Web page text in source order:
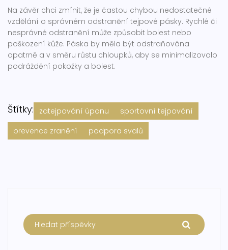
Na závěr chci zmínit, že je častou chybou nedostatečné
vzdělání o správném odstranění tejpové pásky. Rychlé či
nesprávné odstranění může způsobit bolest nebo
poškození kůže. Páska by měla být odstraňována
opatrně a v směru růstu chloupků, aby se minimalizovalo
podráždění pokožky a bolest.
Štítky: zatejpování úponu
sportovní tejpování
prevence zranění
podpora svalů